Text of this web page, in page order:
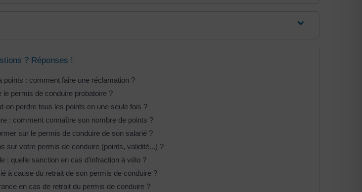
? Réponses !
points : comment faire une réclamation ?
le permis de conduire probatoire ?
on perdre tous les points en une seule fois ?
: comment connaître son nombre de points ?
sur le permis de conduire de son salarié ?
sur votre permis de conduire (points, validité...) ?
: quelle sanction en cas d'infraction à vélo ?
à cause du retrait de son permis de conduire ?
en cas de retrait du permis de conduire ?